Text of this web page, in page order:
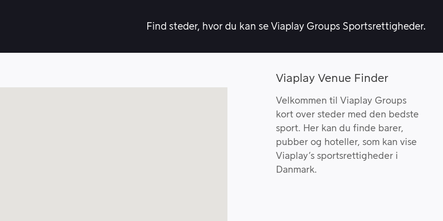
Find steder, hvor du kan se Viaplay Groups Sportsrettigheder.
Viaplay Venue Finder
Velkommen til Viaplay Groups
kort over steder med den bedste
sport. Her kan du finde barer,
pubber og hoteller, som kan vise
Viaplay’s sportsrettigheder i
Danmark.